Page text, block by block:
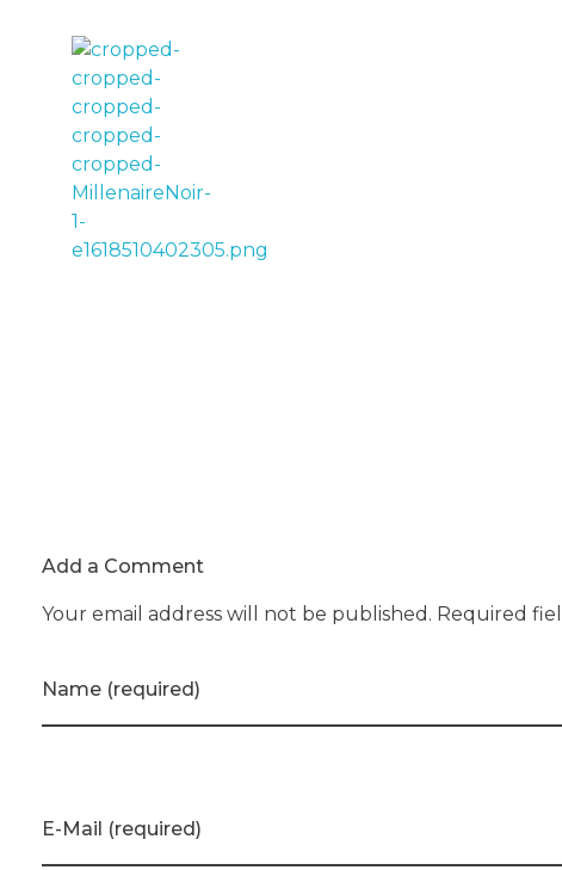
Add a Comment
Your email address will not be published. Required
Name (required)
E-Mail (required)